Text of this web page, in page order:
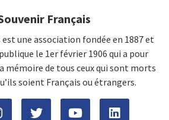
Français
est une association fondée en 1887 et
le 1er février 1906 qui a pour
mémoire de tous ceux qui sont morts
soient Français ou étrangers.